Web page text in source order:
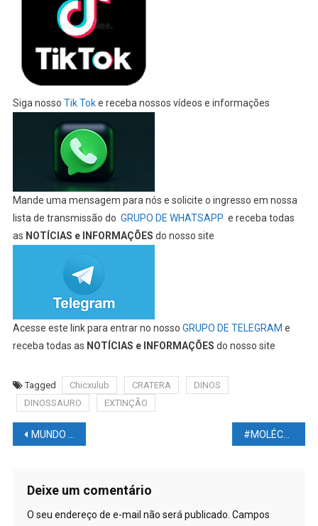
Siga nosso Tik Toke receba nossos vídeos e informações
Mande uma mensagem para nós e solicite o ingresso em nossa
lista de transmissão do GRUPO DE WHATSAPP e receba todas
as NOTÍCIAS e INFORMAÇÕES do nosso site
Acesse este link para entrar no nosso GRUPO DE TELEGRAM e
receba todas as NOTÍCIAS e INFORMAÇÕES do nosso site
Tagged Chicxulub CRATERA
DINOS
DINOSSAURO
EXTINÇÃO
Navegação
Post
MUNDO DAS LUTAS – UFC 278: USMAN X EDWARDS – BORRACHINHA X ROCKHOLD – ALDO X DVALISHVILI – Todas As Informações Em Um Único Link
Deixe um comentário
O seu endereço de e-mail não será publicado. Campos